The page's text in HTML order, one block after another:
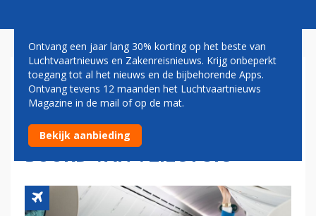
KLM, TRANSAVIA EN TUI
STOPPEN MET HANDHAVING
MONDKAPJESPLICHT AAN
BOORD VAN VLIEGTUIG
Ontvang een jaar lang 30% korting op het beste van
Luchtvaartnieuws en Zakenreisnieuws. Krijg onbeperkt
toegang tot al het nieuws en de bijbehorende Apps.
Ontvang tevens 12 maanden het Luchtvaartnieuws
Magazine in de mail of op de mat.
Bekijk aanbieding